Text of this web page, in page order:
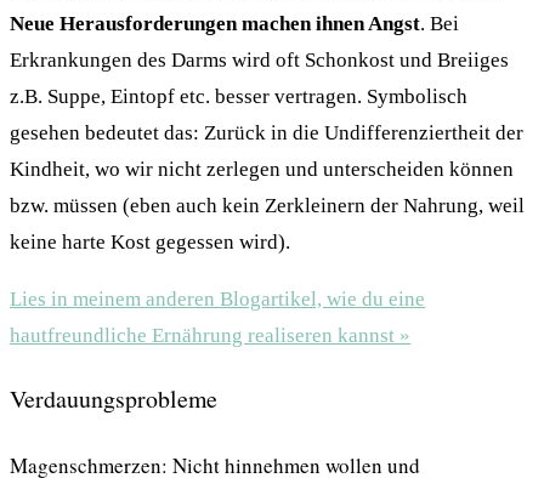
Neue Herausforderungen machen ihnen Angst. Bei
Erkrankungen des Darms wird oft Schonkost und Breiiges
z.B. Suppe, Eintopf etc. besser vertragen. Symbolisch
gesehen bedeutet das: Zurück in die Undifferenziertheit der
Kindheit, wo wir nicht zerlegen und unterscheiden können
bzw. müssen (eben auch kein Zerkleinern der Nahrung, weil
keine harte Kost gegessen wird).
Lies in meinem anderen Blogartikel, wie du eine
hautfreundliche Ernährung realiseren kannst »
Verdauungsprobleme
Magenschmerzen: Nicht hinnehmen wollen und